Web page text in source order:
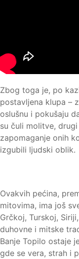
Zbog toga je, po
postavljena klupa –
oslušnu i pokušaju
su čuli molitve,
zapomaganje onih
izgubili ljudski oblik.
Ovakvih pećina,
mitovima, ima još
Grčkoj, Turskoj,
duhovne i mitske
Banje Topilo ostaje
gde se vera, strah i